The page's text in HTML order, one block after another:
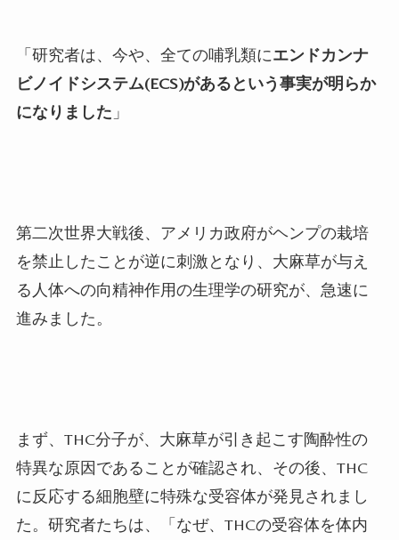
「研究者は、今や、全ての哺乳類にエンドカンナ
ビノイドシステム(ECS)があるという事実が明らか
になりました 」
第二次世界大戦後、アメリカ政府がヘンプの栽培
を禁止したことが逆に刺激となり、大麻草が与え
る人体への向精神作用の生理学の研究が、急速に
進みました。
まず、THC分子が、大麻草が引き起こす陶酔性の
特異な原因であることが確認され、その後、THC
に反応する細胞壁に特殊な受容体が発見されまし
た。研究者たちは、「なぜ、THCの受容体を体内